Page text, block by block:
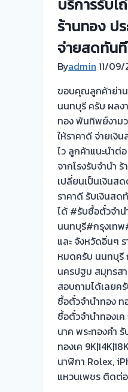
บริการรับไ
ร้านทอง ป
จ่ายสดทัน
Byadmin 11/
ขอบคุณลูกค้าย่า
นนทบุรี ครับ ผลง
ทอง พันทิพย์งาม
ให้ราคาดี จ่ายเงิ
ไว ลูกค้าแนะนำ
จากโรงรับจำนำ
เปลี่ยนเป็นเงินส
ราคาดี รับเงินส
ได้ #รับซื้อตั๋วจำน
นนทบุรี#กรุงเท
และ จังหวัดอิ่นๆ
หมดครับ นนทบุรี
นครปฐม สมุทรส
สอบถามได้เลยค
ซื้อตั๋วจำนำทอง
ซื้อตั๋วจำนำทองเ
นาค พระทองคำ
ทองเค
นาฬิกา Rolex,
แหวนเพชร ติดต่อ